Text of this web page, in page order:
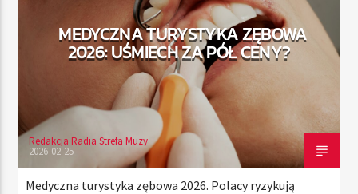
RADIO STREFA MUZY
00:00 21:00
Radio Strefa Muzy
MEDYCZNA TURYSTYKA ZĘBOWA
2026: UŚMIECH ZA PÓŁ CENY?
Redakcja Radia Strefa Muzy
2026-02-25
Medyczna turystyka zębowa 2026. Polacy ryzykują